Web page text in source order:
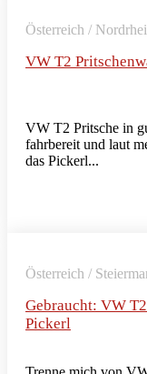
Österreich /
VW T2
VW T2 Pritsche in
fahrbereit und laut
das Pickerl...
Österreich /
Gebraucht: VW
Pickerl